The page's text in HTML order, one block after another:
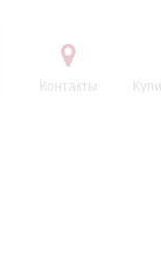
Контакты